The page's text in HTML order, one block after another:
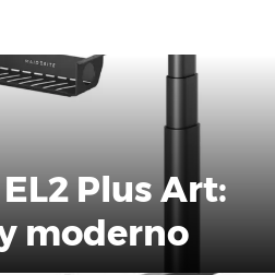
Plus Art:
moderno